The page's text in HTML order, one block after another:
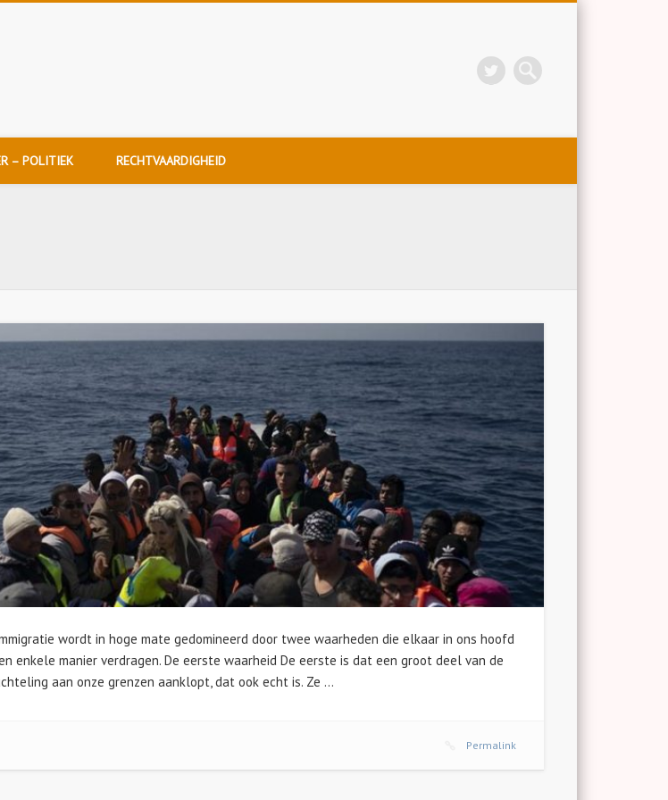
– POLITIEK RECHTVAARDIGHEID
wordt in hoge mate gedomineerd door twee waarheden die elkaar in ons hoofd
enkele manier verdragen. De eerste waarheid De eerste is dat een groot deel van de
aan onze grenzen aanklopt, dat ook echt is. Ze …
Permalink